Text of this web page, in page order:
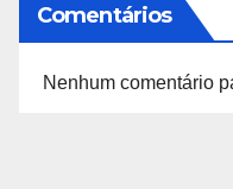
Comentários
Nenhum comentário